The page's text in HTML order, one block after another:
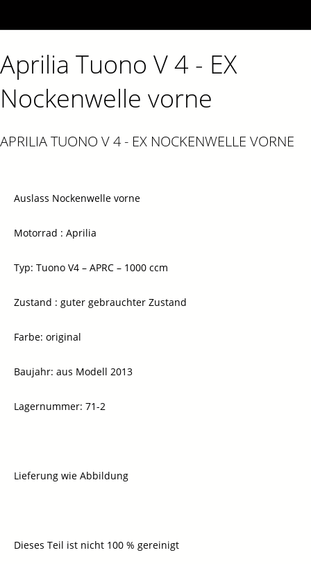
Aprilia Tuono V 4 - EX
Nockenwelle vorne
APRILIA TUONO V 4 - EX NOCKENWELLE VORNE
Auslass Nockenwelle vorne
Motorrad : Aprilia
Typ: Tuono V4 – APRC – 1000 ccm
Zustand : guter gebrauchter Zustand
Farbe: original
Baujahr: aus Modell 2013
Lagernummer: 71-2
Lieferung wie Abbildung
Dieses Teil ist nicht 100 % gereinigt